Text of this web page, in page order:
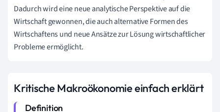
Dadurch wird eine neue analytische Perspektive auf die
Wirtschaft gewonnen, die auch alternative Formen des
Wirtschaftens und neue Ansätze zur Lösung wirtschaftlicher
Probleme ermöglicht.
Kritische Makroökonomie einfach erklärt